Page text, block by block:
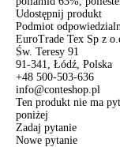
Udostępnij produkt
Podmiot
EuroTrade Tex Sp z
Św. Teresy 91
91-341, Łódź, Polska
+48 500-503-636
info@conteshop.pl
Ten produkt nie ma
poniżej
Zadaj pytanie
Nowe pytanie